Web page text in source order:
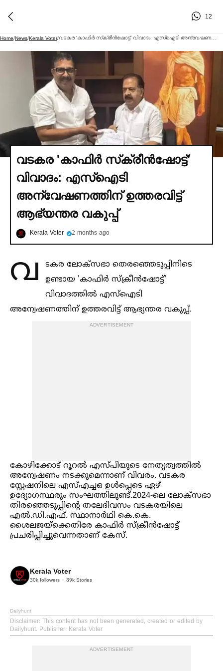
12
Home/News/Kerala Voter/ വടകര 'കാഫിര്‍ സ്‌ക്രീൻഷോട്ട്' വിവാദം: എസ്‌ഐടി അന്വേഷണത്തിന് ഉത്തരവിട്ട് ആഭ്യന്തര വകുപ്പ്
വടകര 'കാഫിര്‍ സ്‌ക്രീൻഷോട്ട്'
വിവാദം: എസ്‌ഐടി
അന്വേഷണത്തിന് ഉത്തരവിട്ട്
ആഭ്യന്തര വകുപ്പ്
Kerala Voter 2 months ago
വ
ടകര ലോക്‌സഭാ തെരഞ്ഞെടുപ്പിനിടെ
ഉണ്ടായ 'കാഫിർ സ്‌ക്രീൻഷോട്ട്'
വിവാദത്തില്‍ എസ്‌ഐടി
അന്വേഷണത്തിന് ഉത്തരവിട്ട് ആഭ്യന്തര വകുപ്പ്.
ADVERTISEMENT
കോഴിക്കോട് റൂറല്‍ എസ്പിയുടെ നേതൃത്വത്തില്‍
അന്വേഷണം നടക്കുമെന്നാണ് വിവരം. വടകര
സ്റ്റേഷനിലെ എസ്‌എച്ചഒ ഉള്‍പ്പെടെ ഏഴ്
ഉദ്യോഗസ്ഥരും സംഘത്തിലുണ്ട്.2024-ലെ ലോക്സഭാ
തിരഞ്ഞെടുപ്പിന്റെ തലേദിവസം വടകരയിലെ
എല്‍.ഡി.എഫ്. സ്ഥാനാർഥി കെ.കെ.
ശൈലജയ്‌ക്കെതിരേ കാഫിർ സ്‌ക്രീൻഷോട്ട്
പ്രചരിപ്പിച്ചുവെന്നതാണ് കേസ്.
Kerala Voter
30k followers 89k Stories
Dailyhunt
Disclaimer: This content has not been generated, created or edited by
Dailyhunt. Publisher: Kerala Voter
ADVERTISEMENT